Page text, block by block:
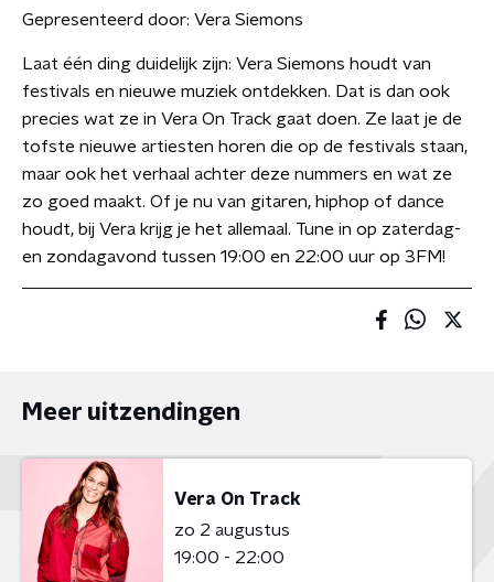
Gepresenteerd door: Vera Siemons
Laat één ding duidelijk zijn: Vera Siemons houdt van
festivals en nieuwe muziek ontdekken. Dat is dan ook
precies wat ze in Vera On Track gaat doen. Ze laat je de
tofste nieuwe artiesten horen die op de festivals staan,
maar ook het verhaal achter deze nummers en wat ze
zo goed maakt. Of je nu van gitaren, hiphop of dance
houdt, bij Vera krijg je het allemaal. Tune in op zaterdag-
en zondagavond tussen 19:00 en 22:00 uur op 3FM!
Meer uitzendingen
Vera On Track
zo 2 augustus
19:00 - 22:00